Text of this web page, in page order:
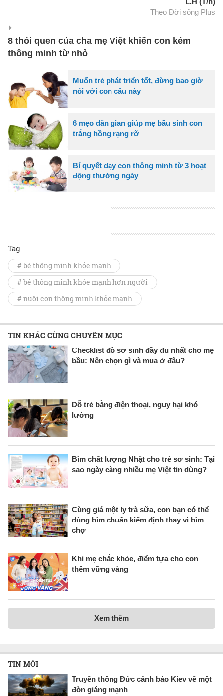
L.H (T/h)
Theo Đời sống Plus
8 thói quen của cha mẹ Việt khiến con kém
thông minh từ nhỏ
Muốn trẻ phát triển tốt, đừng bao giờ
nói với con câu này
6 mẹo dân gian giúp mẹ bầu sinh con
trắng hồng rạng rỡ
Bí quyết dạy con thông minh từ 3 hoạt
động thường ngày
Tag
# bé thông minh khỏe mạnh
# bé thông minh khỏe mạnh hơn người
# nuôi con thông minh khỏe mạnh
TIN KHÁC CÙNG CHUYÊN MỤC
Checklist đồ sơ sinh đầy đủ nhất cho mẹ
bầu: Nên chọn gì và mua ở đâu?
Dỗ trẻ bằng điện thoại, nguy hại khó
lường
Bỉm chất lượng Nhật cho trẻ sơ sinh: Tại
sao ngày càng nhiều mẹ Việt tin dùng?
Cùng giá một ly trà sữa, con bạn có thể
dùng bỉm chuẩn kiểm định thay vì bỉm
chợ
Khi mẹ chắc khỏe, điểm tựa cho con
thêm vững vàng
Xem thêm
TIN MỚI
Truyền thông Đức cảnh báo Kiev về một
đòn giáng mạnh